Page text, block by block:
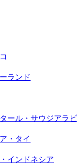
ランド
ール・サウジアラビ
・タイ
インドネシア